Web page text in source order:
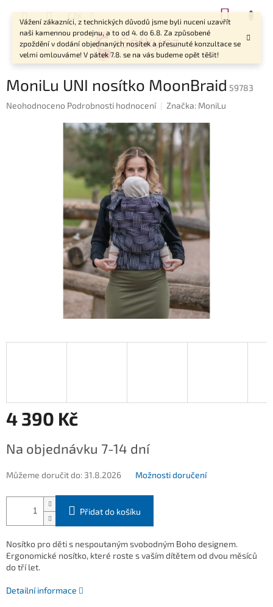
Vážení zákazníci, z technických důvodů jsme byli nuceni uzavřít
naši kamennou prodejnu, a to od 4. do 6.8. Za způsobené
zpoždění v dodání objednaných nosítek a přesunuté konzultace se
velmi omlouváme! V pátek 7.8. se na vás budeme opět těšit!
CZK
MoniLu UNI nosítko MoonBraid 59783
Průměrné
Neohodnoceno Podrobnosti hodnocení Značka: MoniLu
4 390 Kč
cena:
Na objednávku 7-14 dní
Můžeme doručit do: 31.8.2026 Možnosti doručení
Přidat do košíku
Nosítko pro děti s nespoutaným svobodným Boho designem.
Ergonomické nosítko, které roste s vaším dítětem od dvou měsíců
do tří let.
Detailní informace